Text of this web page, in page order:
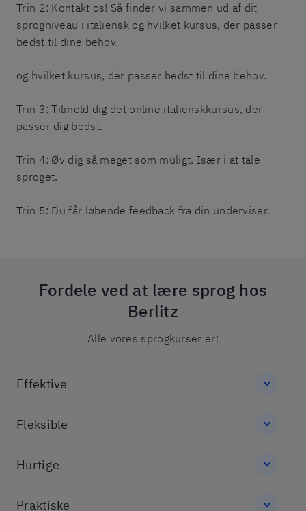
Trin 2: Kontakt os! Så finder vi sammen ud af dit
sprogniveau i italiensk og hvilket kursus, der passer
bedst til dine behov.
og hvilket kursus, der passer bedst til dine behov.
Trin 3: Tilmeld dig det online italienskkursus, der
passer dig bedst.
Trin 4: Øv dig så meget som muligt. Især i at tale
sproget.
Trin 5: Du får løbende feedback fra din underviser.
Fordele ved at lære sprog hos
Berlitz
Alle vores sprogkurser er:
Effektive
Fleksible
Hurtige
Praktiske